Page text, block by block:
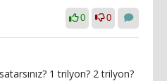
0 0
1 trilyon? 2 trilyon?